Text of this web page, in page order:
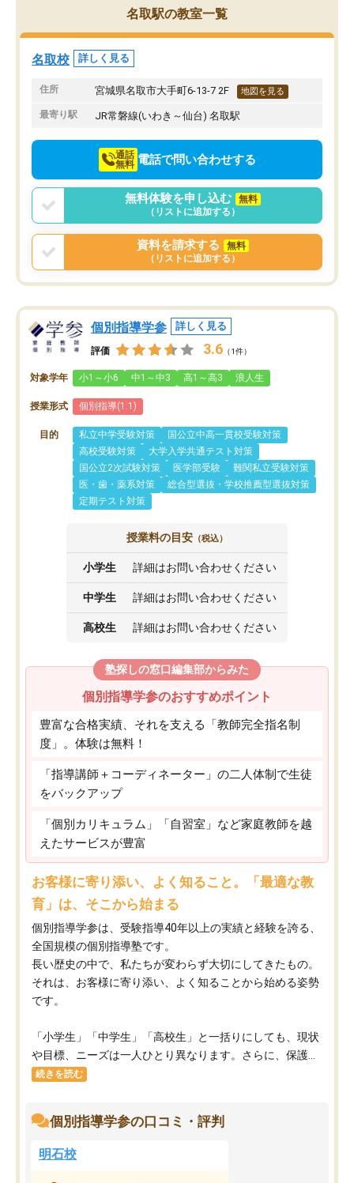
また駅前にあるのでアクセスは良いで
すが駐車場がないのでお迎えの際に近
隣のコインパーキングを利用または路
上駐車をするしかない点が少し不便で
前より勉強に前向きに取
りたいと思える塾です。
名取駅の教室一覧
名取校 詳しく見る
住所 宮城県名取市大手町6-13-7 2F 地図を見る
最寄り駅 JR常磐線(いわき～仙台) 名取駅
通話
無料 電話で問い合わせする
無料体験を申し込む
無料
（リストに追加する）
資料を請求する
無料
（リストに追加する）
個別指導学参 詳しく見る
評価 3.6 （1件）
対象学年 小1～小6 中1～中3 高1～高3 浪人生
授業形式 個別指導(1:1)
目的 私立中学受験対策
国公立中高一貫校受験対策
高校受験対策
大学入学共通テスト対策
国公立2次試験対策
医学部受験
難関私立受験対策
医・歯・薬系対策
総合型選抜・学校推薦型選抜対策
定期テスト対策
授業料の目安 （税込）
小学生 詳細はお問い合わせください
中学生 詳細はお問い合わせください
高校生 詳細はお問い合わせください
塾探しの窓口編集部からみた
個別指導学参のおすすめポイント
豊富な合格実績、それを支える「教師完全指名制
度」。体験は無料！
「指導講師＋コーディネーター」の二人体制で生徒
をバックアップ
「個別カリキュラム」「自習室」など家庭教師を越
えたサービスが豊富
お客様に寄り添い、よく知ること。「最適な教
育」は、そこから始まる
個別指導学参は、受験指導40年以上の実績と経験を誇る、
全国規模の個別指導塾です。
長い歴史の中で、私たちが変わらず大切にしてきたもの。
それは、お客様に寄り添い、よく知ることから始める姿勢
です。
「小学生」「中学生」「高校生」と一括りにしても、現状
や目標、ニーズは一人ひとり異なります。さらに、保護...
続きを読む
個別指導学参の口コミ・評判
明石校